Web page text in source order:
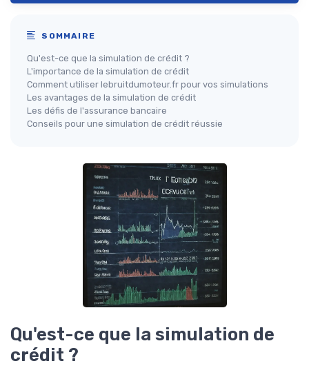
SOMMAIRE
Qu'est-ce que la simulation de crédit ?
L'importance de la simulation de crédit
Comment utiliser lebruitdumoteur.fr pour vos simulations
Les avantages de la simulation de crédit
Les défis de l'assurance bancaire
Conseils pour une simulation de crédit réussie
Qu'est-ce que la simulation de
crédit ?